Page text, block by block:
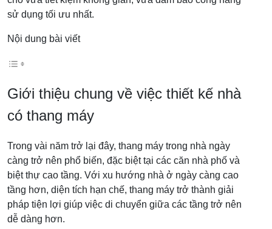
sử dụng tối ưu nhất.
Nội dung bài viết
Giới thiệu chung về việc thiết kế nhà
có thang máy
Trong vài năm trở lại đây, thang máy trong nhà ngày
càng trở nên phổ biến, đặc biệt tại các căn nhà phố và
biệt thự cao tầng. Với xu hướng nhà ở ngày càng cao
tầng hơn, diện tích hạn chế, thang máy trở thành giải
pháp tiện lợi giúp việc di chuyển giữa các tầng trở nên
dễ dàng hơn.